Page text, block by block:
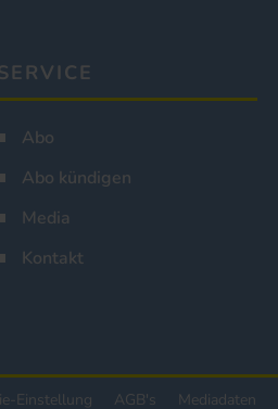
Abo
Abo kündigen
Media
Kontakt
Einstellung AGB's Mediadaten